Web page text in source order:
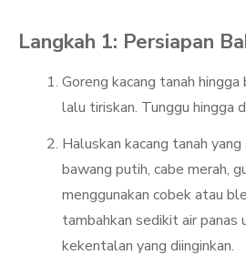
Langkah 1: Persiapan
Goreng kacang tanah
lalu tiriskan. Tunggu hingga
Haluskan kacang tanah
bawang putih, cabe merah,
menggunakan cobek atau
tambahkan sedikit air panas
kekentalan yang diinginkan.